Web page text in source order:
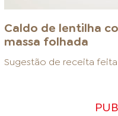
Caldo de lentilha
massa folhada
Sugestão de receita